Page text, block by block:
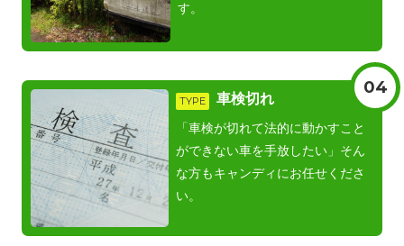
す。
04
TYPE 車検切れ
「車検が切れて法的に動かすこと
ができない車を手放したい」そん
な方もキャンディにお任せくださ
い。